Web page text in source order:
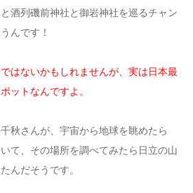
酒列磯前神社と御岩神社を巡るチャン
んです！
はないかもしれませんが、実は日本最
ットなんですよ。
秋さんが、宇宙から地球を眺めたら
て、その場所を調べてみたら日立の山
んだそうです。